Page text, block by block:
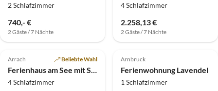
2 Schlafzimmer
740,- €
2 Gäste / 7 Nächte
4 Schlafzimmer
2.258,13 €
2 Gäste / 7 Nächte
Top-Inserat
5.0 (1)
Arrach Beliebte Wahl
Ferienhaus am See mit See-und Bayerwald Blick
4 Schlafzimmer
Top-Inserat
Arnbruck
Ferienwohnung Lavendel
1 Schlafzimmer